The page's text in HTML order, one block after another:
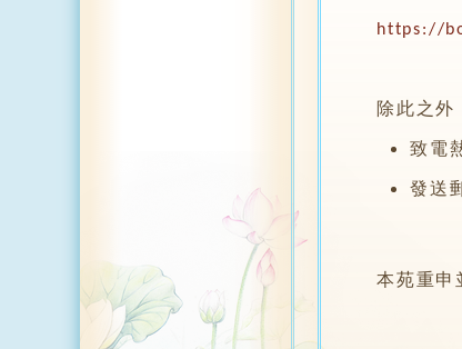
https://
除此之外
致電
發送
本苑重申